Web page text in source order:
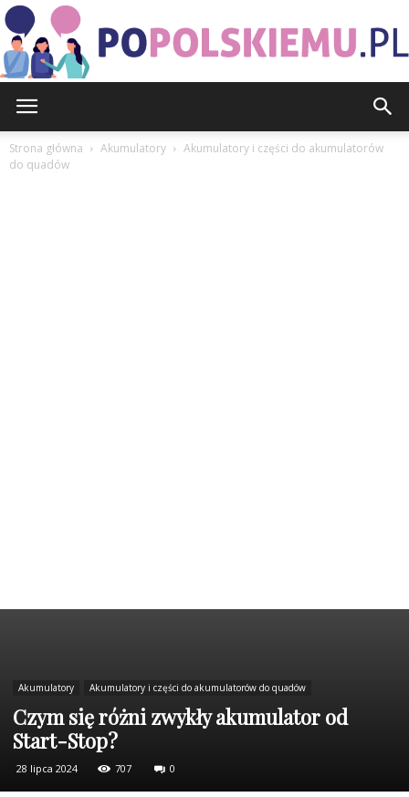
Strona główna Akumulatory
Akumulatory i części do akumulatorów
do quadów
Akumulatory Akumulatory i części do akumulatorów do quadów
Czym się różni zwykły akumulator od
Start-Stop?
28 lipca 2024 707 0